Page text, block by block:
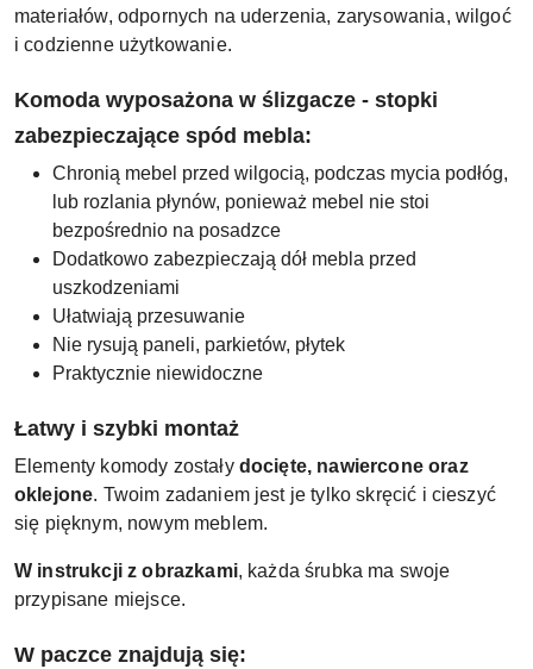
materiałów, odpornych na uderzenia, zarysowania, wilgoć
i codzienne użytkowanie.
Komoda wyposażona w ślizgacze - stopki
zabezpieczające spód mebla:
Chronią mebel przed wilgocią, podczas mycia podłóg,
lub rozlania płynów, ponieważ mebel nie stoi
bezpośrednio na posadzce
Dodatkowo zabezpieczają dół mebla przed
uszkodzeniami
Ułatwiają przesuwanie
Nie rysują paneli, parkietów, płytek
Praktycznie niewidoczne
Łatwy i szybki montaż
Elementy komody zostały docięte, nawiercone oraz
oklejone. Twoim zadaniem jest je tylko skręcić i cieszyć
się pięknym, nowym meblem.
W instrukcji z obrazkami, każda śrubka ma swoje
przypisane miejsce.
W paczce znajdują się: